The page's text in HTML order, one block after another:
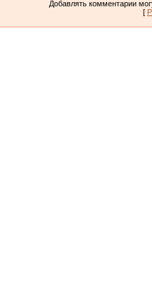
Добавлять комментарии
[